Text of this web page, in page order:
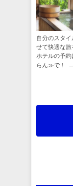
自分のスタ
せて快適な
ホテルの予
らん≫で！